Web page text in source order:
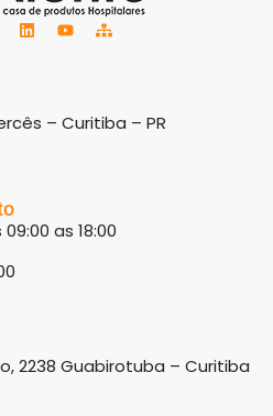
– Curitiba – PR
as 18:00
2238 Guabirotuba – Curitiba